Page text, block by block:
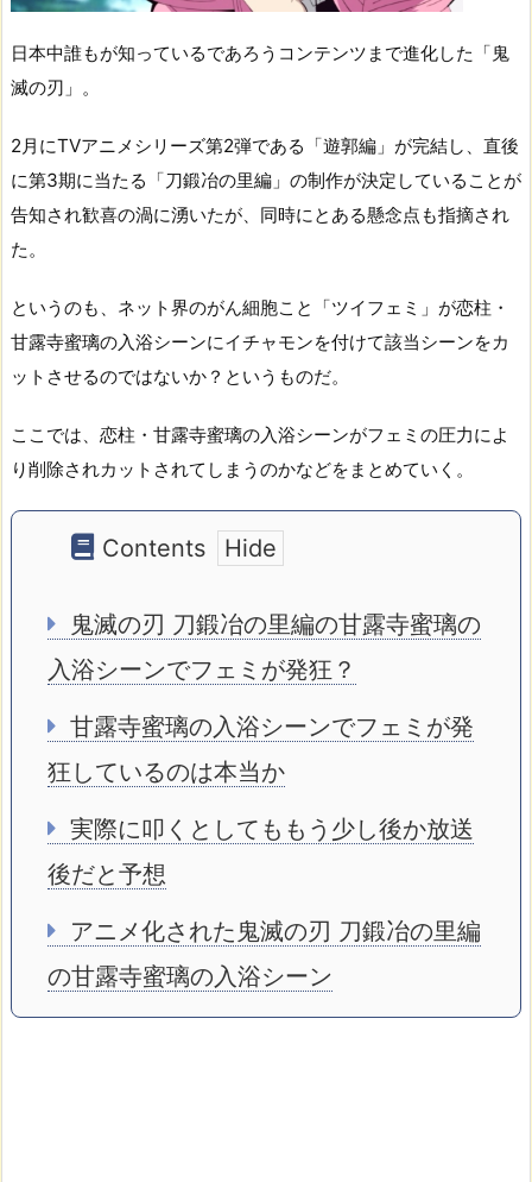
日本中誰もが知っているであろうコンテンツまで進化した「鬼
滅の刃」。
2月にTVアニメシリーズ第2弾である「遊郭編」が完結し、直後
に第3期に当たる「刀鍛冶の里編」の制作が決定していることが
告知され歓喜の渦に湧いたが、同時にとある懸念点も指摘され
た。
というのも、ネット界のがん細胞こと「ツイフェミ」が恋柱・
甘露寺蜜璃の入浴シーンにイチャモンを付けて該当シーンをカ
ットさせるのではないか？というものだ。
ここでは、恋柱・甘露寺蜜璃の入浴シーンがフェミの圧力によ
り削除されカットされてしまうのかなどをまとめていく。
Contents
鬼滅の刃 刀鍛冶の里編の甘露寺蜜璃の
入浴シーンでフェミが発狂？
甘露寺蜜璃の入浴シーンでフェミが発
狂しているのは本当か
実際に叩くとしてももう少し後か放送
後だと予想
アニメ化された鬼滅の刃 刀鍛冶の里編
の甘露寺蜜璃の入浴シーン